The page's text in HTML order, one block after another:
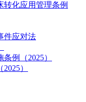
转化应用管理条例
件应对法
例（2025）
）